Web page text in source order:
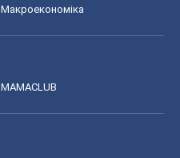
Макроекономіка
MAMACLUB